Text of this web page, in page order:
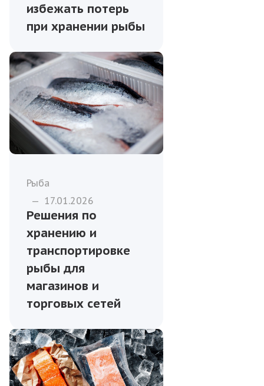
избежать потерь
при хранении рыбы
Рыба
— 17.01.2026
Решения по
хранению и
транспортировке
рыбы для
магазинов и
торговых сетей